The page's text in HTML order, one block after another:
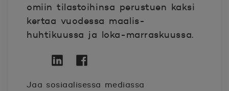
omiin tilastoihinsa perustuen kaksi
kertaa vuodessa maalis-
huhtikuussa ja loka-marraskuussa.
Jaa sosiaalisessa mediassa